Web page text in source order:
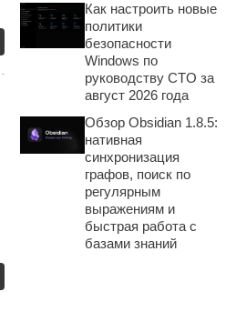
Как настроить новые
политики
безопасности
Windows по
руководству CTO за
август 2026 года
Обзор Obsidian 1.8.5:
нативная
синхронизация
графов, поиск по
регулярным
выражениям и
быстрая работа с
базами знаний